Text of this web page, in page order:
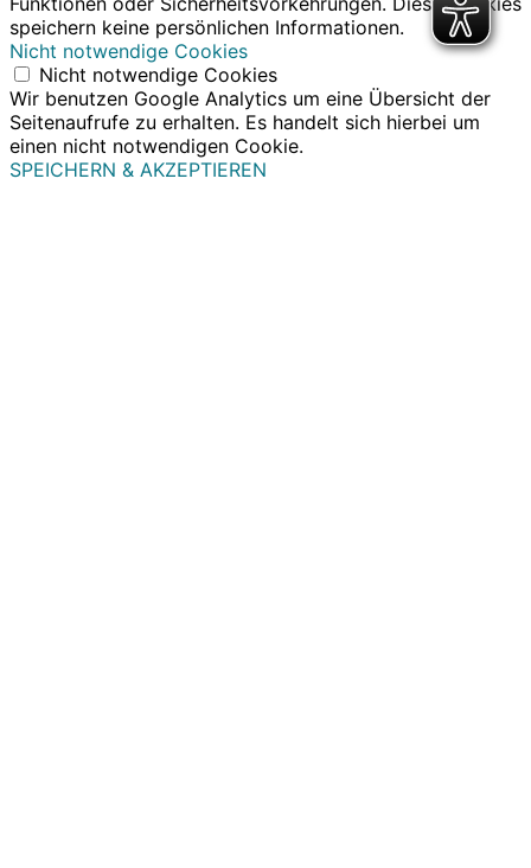
speichern keine persönlichen Informationen.
Nicht notwendige Cookies
Nicht notwendige Cookies
Wir benutzen Google Analytics um eine Übersicht der
Seitenaufrufe zu erhalten. Es handelt sich hierbei um
einen nicht notwendigen Cookie.
SPEICHERN & AKZEPTIEREN